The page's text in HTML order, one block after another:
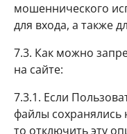
мошеннического
для входа, а также
7.3. Как можно
на сайте:
7.3.1. Если
файлы сохранялись
то отключить эту